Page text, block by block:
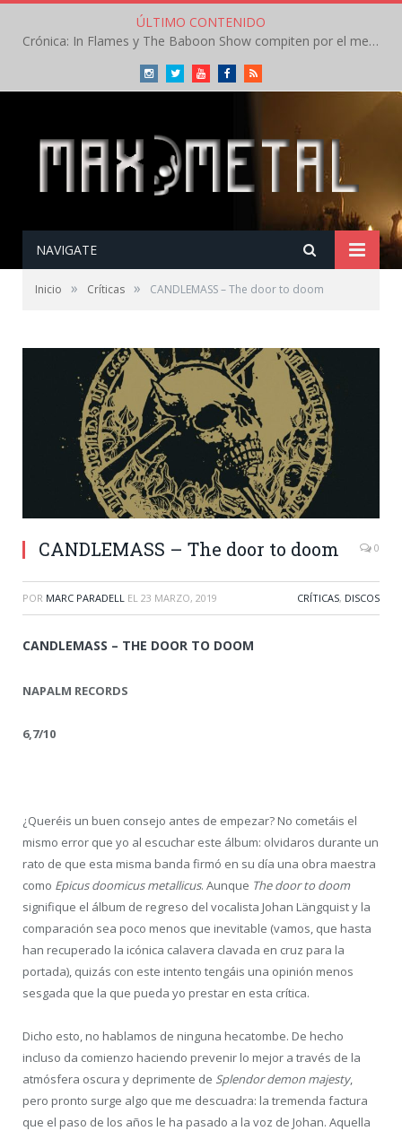
ÚLTIMO CONTENIDO
Crónica: In Flames y The Baboon Show compiten por el mejor concierto del día en el Leyendas del Rock – Viernes – Agosto 2026
InstagramTwitterYoutubeFacebookRSS
NAVIGATE
Inicio » Críticas » CANDLEMASS – The door to doom
CANDLEMASS – The door to doom 0
POR MARC PARADELL EL 23 MARZO, 2019 CRÍTICAS, DISCOS
CANDLEMASS – THE DOOR TO DOOM
NAPALM RECORDS
6,7/10
¿Queréis un buen consejo antes de empezar? No cometáis el
mismo error que yo al escuchar este álbum: olvidaros durante un
rato de que esta misma banda firmó en su día una obra maestra
como Epicus doomicus metallicus. Aunque The door to doom
signifique el álbum de regreso del vocalista Johan Längquist y la
comparación sea poco menos que inevitable (vamos, que hasta
han recuperado la icónica calavera clavada en cruz para la
portada), quizás con este intento tengáis una opinión menos
sesgada que la que pueda yo prestar en esta crítica.
Dicho esto, no hablamos de ninguna hecatombe. De hecho
incluso da comienzo haciendo prevenir lo mejor a través de la
atmósfera oscura y deprimente de Splendor demon majesty,
pero pronto surge algo que me descuadra: la tremenda factura
que el paso de los años le ha pasado a la voz de Johan. Aquella